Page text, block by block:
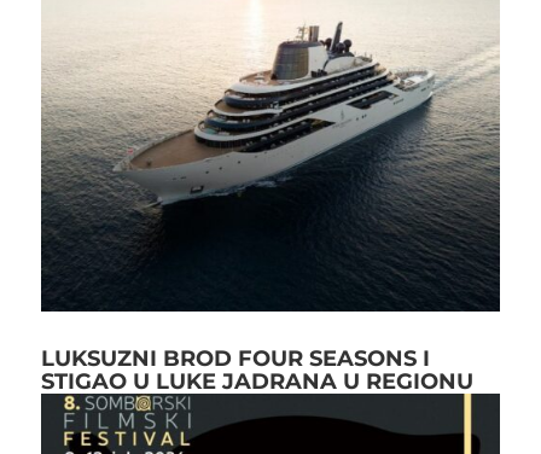
LUKSUZNI BROD FOUR SEASONS I
STIGAO U LUKE JADRANA U REGIONU